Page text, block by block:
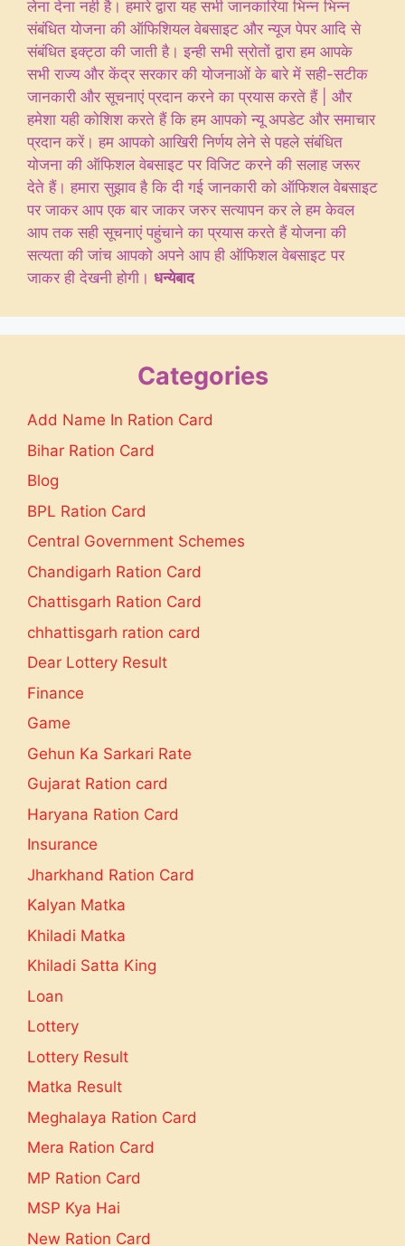
लेना देना नही है। हमारे द्वारा यह सभी जानकारिया भिन्न भिन्न
संबंधित योजना की ऑफिशियल वेबसाइट और न्यूज पेपर आदि से
संबंधित इक्ट्ठा की जाती है। इन्ही सभी स्रोतों द्वारा हम आपके
सभी राज्य और केंद्र सरकार की योजनाओं के बारे में सही-सटीक
जानकारी और सूचनाएं प्रदान करने का प्रयास करते हैं | और
हमेशा यही कोशिश करते हैं कि हम आपको न्यू अपडेट और समाचार
प्रदान करें। हम आपको आखिरी निर्णय लेने से पहले संबंधित
योजना की ऑफिशल वेबसाइट पर विजिट करने की सलाह जरूर
देते हैं। हमारा सुझाव है कि दी गई जानकारी को ऑफिशल वेबसाइट
पर जाकर आप एक बार जाकर जरुर सत्यापन कर ले हम केवल
आप तक सही सूचनाएं पहुंचाने का प्रयास करते हैं योजना की
सत्यता की जांच आपको अपने आप ही ऑफिशल वेबसाइट पर
जाकर ही देखनी होगी। धन्येबाद
Categories
Add Name In Ration Card
Bihar Ration Card
Blog
BPL Ration Card
Central Government Schemes
Chandigarh Ration Card
Chattisgarh Ration Card
chhattisgarh ration card
Dear Lottery Result
Finance
Game
Gehun Ka Sarkari Rate
Gujarat Ration card
Haryana Ration Card
Insurance
Jharkhand Ration Card
Kalyan Matka
Khiladi Matka
Khiladi Satta King
Loan
Lottery
Lottery Result
Matka Result
Meghalaya Ration Card
Mera Ration Card
MP Ration Card
MSP Kya Hai
New Ration Card